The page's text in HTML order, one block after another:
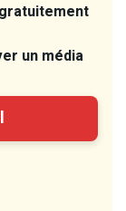
un média